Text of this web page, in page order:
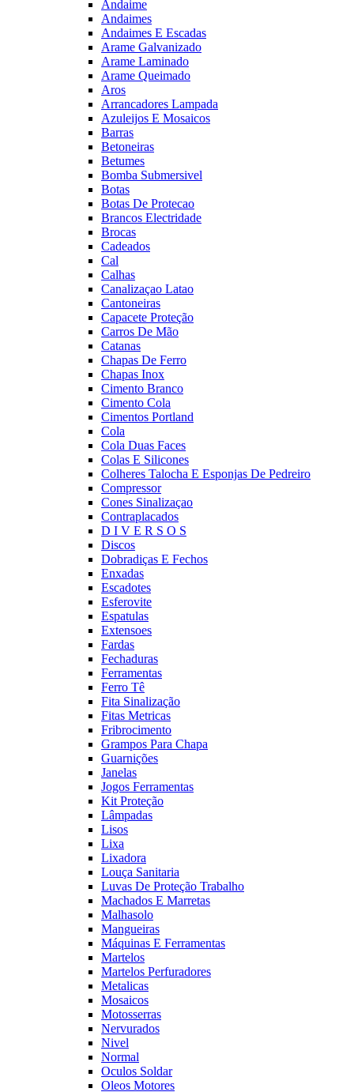
Andaime
Andaimes
Andaimes E Escadas
Arame Galvanizado
Arame Laminado
Arame Queimado
Aros
Arrancadores Lampada
Azuleijos E Mosaicos
Barras
Betoneiras
Betumes
Bomba Submersivel
Botas
Botas De Protecao
Brancos Electridade
Brocas
Cadeados
Cal
Calhas
Canalizaçao Latao
Cantoneiras
Capacete Proteção
Carros De Mão
Catanas
Chapas De Ferro
Chapas Inox
Cimento Branco
Cimento Cola
Cimentos Portland
Cola
Cola Duas Faces
Colas E Silicones
Colheres Talocha E Esponjas De Pedreiro
Compressor
Cones Sinalizaçao
Contraplacados
D I V E R S O S
Discos
Dobradiças E Fechos
Enxadas
Escadotes
Esferovite
Espatulas
Extensoes
Fardas
Fechaduras
Ferramentas
Ferro Tê
Fita Sinalização
Fitas Metricas
Fribrocimento
Grampos Para Chapa
Guarnições
Janelas
Jogos Ferramentas
Kit Proteção
Lâmpadas
Lisos
Lixa
Lixadora
Louça Sanitaria
Luvas De Proteção Trabalho
Machados E Marretas
Malhasolo
Mangueiras
Máquinas E Ferramentas
Martelos
Martelos Perfuradores
Metalicas
Mosaicos
Motosserras
Nervurados
Nivel
Normal
Oculos Soldar
Oleos Motores